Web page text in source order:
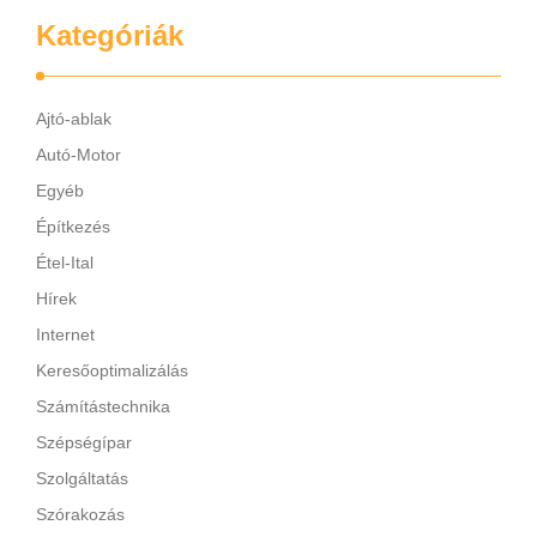
Kategóriák
Ajtó-ablak
Autó-Motor
Egyéb
Építkezés
Étel-Ital
Hírek
Internet
Keresőoptimalizálás
Számítástechnika
Szépségípar
Szolgáltatás
Szórakozás